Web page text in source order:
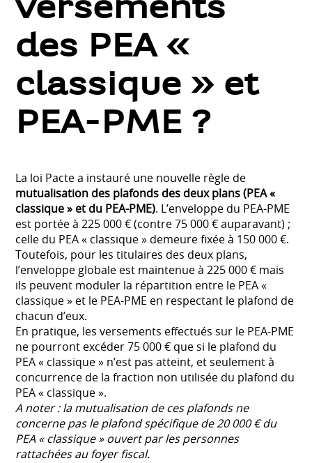
versements
des PEA «
classique » et
PEA-PME ?
La loi Pacte a instauré une nouvelle règle de
mutualisation des plafonds des deux plans (PEA «
classique » et du PEA-PME). L’enveloppe du PEA-PME
est portée à 225 000 € (contre 75 000 € auparavant) ;
celle du PEA « classique » demeure fixée à 150 000 €.
Toutefois, pour les titulaires des deux plans,
l’enveloppe globale est maintenue à 225 000 € mais
ils peuvent moduler la répartition entre le PEA «
classique » et le PEA-PME en respectant le plafond de
chacun d’eux.
En pratique, les versements effectués sur le PEA-PME
ne pourront excéder 75 000 € que si le plafond du
PEA « classique » n’est pas atteint, et seulement à
concurrence de la fraction non utilisée du plafond du
PEA « classique ».
A noter : la mutualisation de ces plafonds ne
concerne pas le plafond spécifique de 20 000 € du
PEA « classique » ouvert par les personnes
rattachées au foyer fiscal.